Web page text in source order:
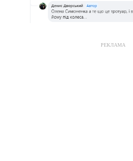
РЕКЛАМА